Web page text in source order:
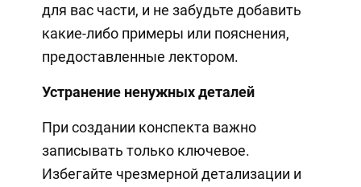
для вас части, и не забудьте добавить
какие-либо примеры или пояснения,
предоставленные лектором.
Устранение ненужных деталей
При создании конспекта важно
записывать только ключевое.
Избегайте чрезмерной детализации и